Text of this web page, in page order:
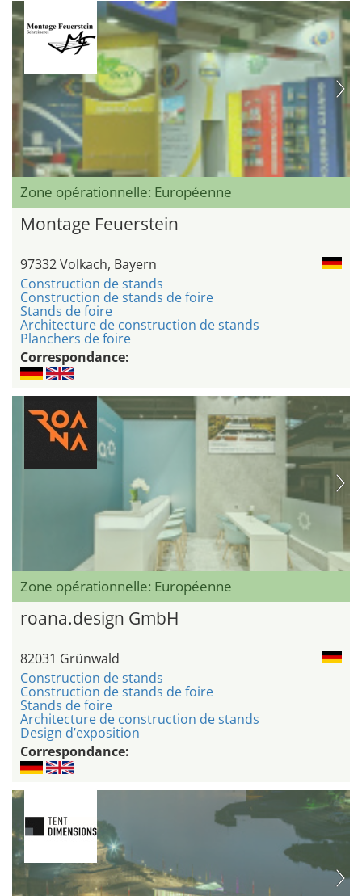
Zone opérationnelle: Européenne
Montage Feuerstein
97332 Volkach, Bayern
Construction de stands
Construction de stands de foire
Stands de foire
Architecture de construction de stands
Planchers de foire
Correspondance:
Zone opérationnelle: Européenne
roana.design GmbH
82031 Grünwald
Construction de stands
Construction de stands de foire
Stands de foire
Architecture de construction de stands
Design d’exposition
Correspondance: